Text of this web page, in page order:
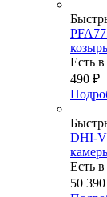
Есть
490 ₽
DHI-
Есть
50 390